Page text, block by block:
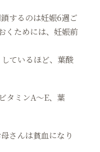
するのは妊娠6週ご
くためには、妊娠前
ているほど、葉酸
タミンA〜E、葉
さんは貧血になり